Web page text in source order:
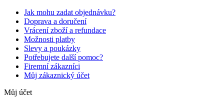
Jak mohu zadat objednávku?
Doprava a doručení
Vrácení zboží a refundace
Možnosti platby
Slevy a poukázky
Potřebujete další pomoc?
Firemní zákazníci
Můj zákaznický účet
Můj účet